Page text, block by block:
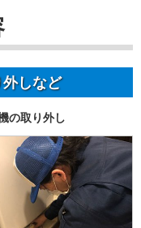
しなど
の取り外し